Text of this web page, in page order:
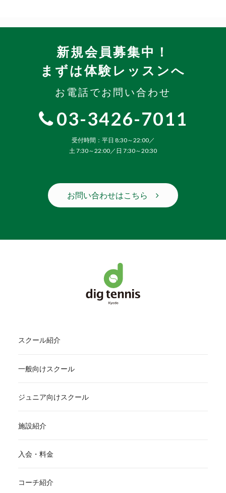
新規会員募集中！
まずは体験レッスンへ
お電話でお問い合わせ
03-3426-7011
受付時間：平日 8:30～22:00／
土 7:30～22:00／日 7:30～20:30
お問い合わせはこちら
スクール紹介
一般向けスクール
ジュニア向けスクール
施設紹介
入会・料金
コーチ紹介